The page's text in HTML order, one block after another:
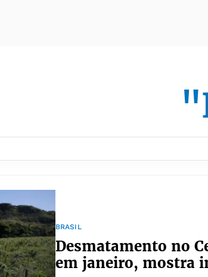
BRASIL
Desmatamento no
em janeiro, mostra